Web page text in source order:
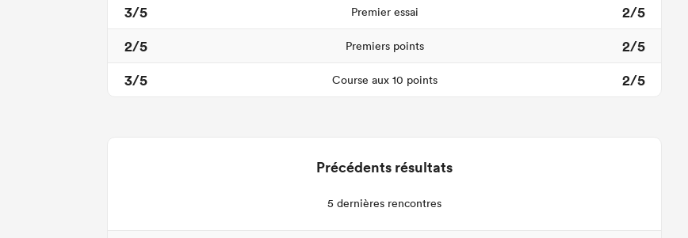
3/5
Premier essai
2/5
2/5
Premiers points
2/5
3/5
Course aux 10 points 2/5
Précédents résultats
5 dernières rencontres